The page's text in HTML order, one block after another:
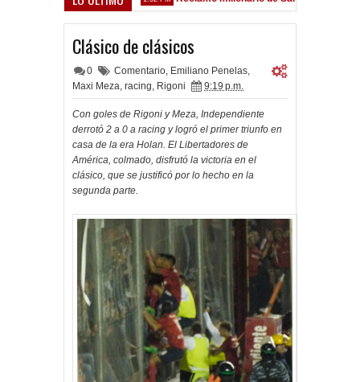
Clásico de clásicos
0 Comentario, Emiliano Penelas,
Maxi Meza, racing, Rigoni 9:19 p.m.
Con goles de Rigoni y Meza, Independiente
derrotó 2 a 0 a racing y logró el primer triunfo en
casa de la era Holan. El Libertadores de
América, colmado, disfrutó la victoria en el
clásico, que se justificó por lo hecho en la
segunda parte.